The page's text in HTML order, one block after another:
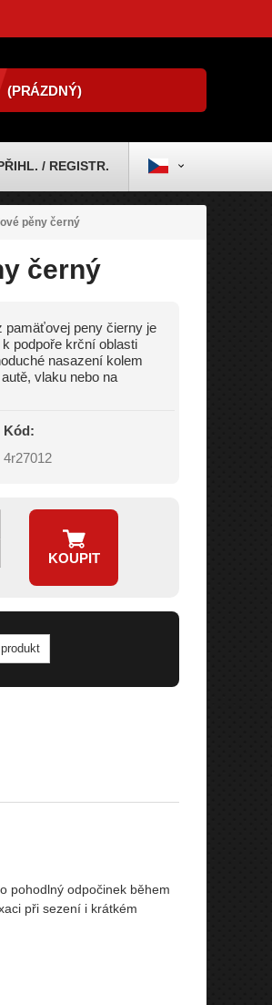
(PRÁZDNÝ)
/ REGISTR.
pěny černý
černý
pamäťovej peny čierny je
podpoře krční oblasti
nasazení kolem
vlaku nebo na
Kód:
4r27012
KOUPIT
pohodlný odpočinek během
při sezení i krátkém